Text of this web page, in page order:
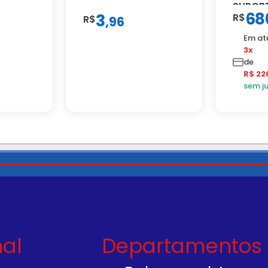
R$3,96
R$
Em
3x
de
R$
sem
Departamentos